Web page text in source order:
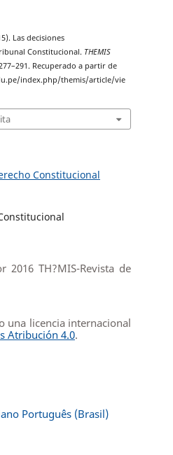
Las decisiones
Constitucional. THEMIS
Recuperado a partir de
index.php/themis/article/vie
Constitucional
2016 TH?MIS-Revista de
una licencia internacional
Atribución 4.0.
Português (Brasil)